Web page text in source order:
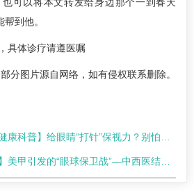
可以将本文转发给身边那个一到春天
到他。
具体诊疗请遵医嘱
部分图片源自网络，如有侵权联系删除。
】给眼睛“打针”保视力？别怕！中西医结合让眼底病治疗“1+1>2”
发的“眼球保卫战”—中西医结合成功挽救绿脓杆菌角膜炎患者视力